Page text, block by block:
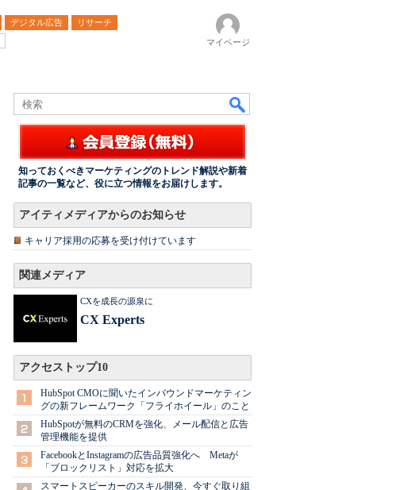
デジタル広告
リサーチ
マイページ
知っておくべきマーケティングのトレンド解説や新着
記事の一覧など、役に立つ情報をお届けします。
アイティメディアからのお知らせ
キャリア採用の応募を受け付けています
関連メディア
CXを成長の源泉に
CX Experts
アクセストップ10
HubSpot CMOに聞いたインバウンドマーケティン
グの新フレームワーク「フライホイール」のこと
HubSpotが無料のCRMを強化、メール配信と広告
管理機能を提供
FacebookとInstagramの広告品質強化へ Metaが
「ブロックリスト」対応を拡大
スマートスピーカーのスキル開発、今すぐ取り組